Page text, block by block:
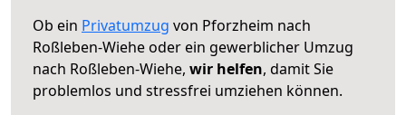
Ob ein Privatumzug von Pforzheim nach
Roßleben-Wiehe oder ein gewerblicher Umzug
nach Roßleben-Wiehe, wir helfen, damit Sie
problemlos und stressfrei umziehen können.